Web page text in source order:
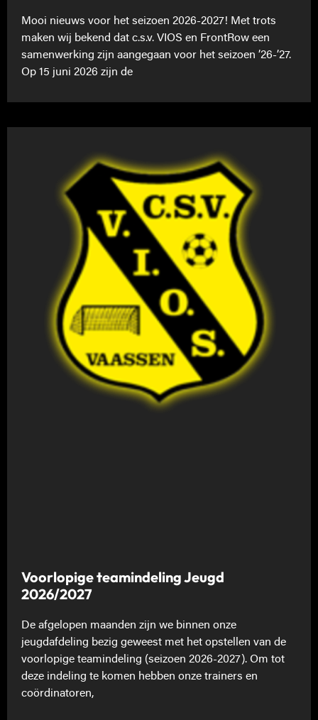
Mooi nieuws voor het seizoen 2026-2027! Met trots
maken wij bekend dat c.s.v. VIOS en FrontRow een
samenwerking zijn aangegaan voor het seizoen ’26-’27.
Op 15 juni 2026 zijn de
Voorlopige teamindeling Jeugd
2026/2027
De afgelopen maanden zijn we binnen onze
jeugdafdeling bezig geweest met het opstellen van de
voorlopige teamindeling (seizoen 2026-2027). Om tot
deze indeling te komen hebben onze trainers en
coördinatoren,